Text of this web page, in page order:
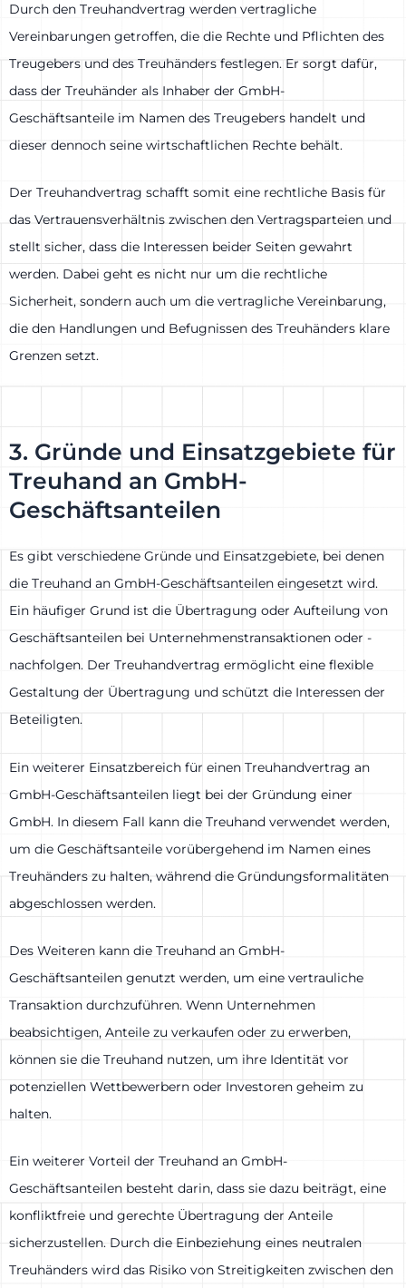
Durch den Treuhandvertrag werden vertragliche
Vereinbarungen getroffen, die die Rechte und Pflichten des
Treugebers und des Treuhänders festlegen. Er sorgt dafür,
dass der Treuhänder als Inhaber der GmbH-
Geschäftsanteile im Namen des Treugebers handelt und
dieser dennoch seine wirtschaftlichen Rechte behält.
Der Treuhandvertrag schafft somit eine rechtliche Basis für
das Vertrauensverhältnis zwischen den Vertragsparteien und
stellt sicher, dass die Interessen beider Seiten gewahrt
werden. Dabei geht es nicht nur um die rechtliche
Sicherheit, sondern auch um die vertragliche Vereinbarung,
die den Handlungen und Befugnissen des Treuhänders klare
Grenzen setzt.
3. Gründe und Einsatzgebiete für
Treuhand an GmbH-
Geschäftsanteilen
Es gibt verschiedene Gründe und Einsatzgebiete, bei denen
die Treuhand an GmbH-Geschäftsanteilen eingesetzt wird.
Ein häufiger Grund ist die Übertragung oder Aufteilung von
Geschäftsanteilen bei Unternehmenstransaktionen oder -
nachfolgen. Der Treuhandvertrag ermöglicht eine flexible
Gestaltung der Übertragung und schützt die Interessen der
Beteiligten.
Ein weiterer Einsatzbereich für einen Treuhandvertrag an
GmbH-Geschäftsanteilen liegt bei der Gründung einer
GmbH. In diesem Fall kann die Treuhand verwendet werden,
um die Geschäftsanteile vorübergehend im Namen eines
Treuhänders zu halten, während die Gründungsformalitäten
abgeschlossen werden.
Des Weiteren kann die Treuhand an GmbH-
Geschäftsanteilen genutzt werden, um eine vertrauliche
Transaktion durchzuführen. Wenn Unternehmen
beabsichtigen, Anteile zu verkaufen oder zu erwerben,
können sie die Treuhand nutzen, um ihre Identität vor
potenziellen Wettbewerbern oder Investoren geheim zu
halten.
Ein weiterer Vorteil der Treuhand an GmbH-
Geschäftsanteilen besteht darin, dass sie dazu beiträgt, eine
konfliktfreie und gerechte Übertragung der Anteile
sicherzustellen. Durch die Einbeziehung eines neutralen
Treuhänders wird das Risiko von Streitigkeiten zwischen den